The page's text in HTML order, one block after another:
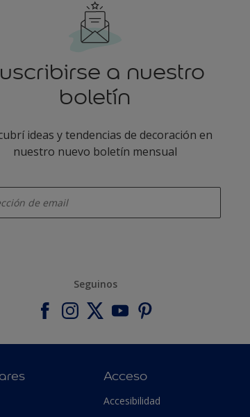
a nuestro
boletín
ideas y tendencias de decoración en
nuestro nuevo boletín mensual
Seguinos
Acceso
Accesibilidad